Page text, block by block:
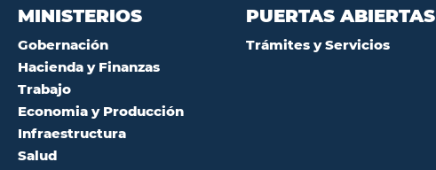
MINISTERIOS
Gobernación
Hacienda y Finanzas
Trabajo
Economia y Producción
Infraestructura
Salud
PUERTAS ABIERTAS
Trámites y Servicios